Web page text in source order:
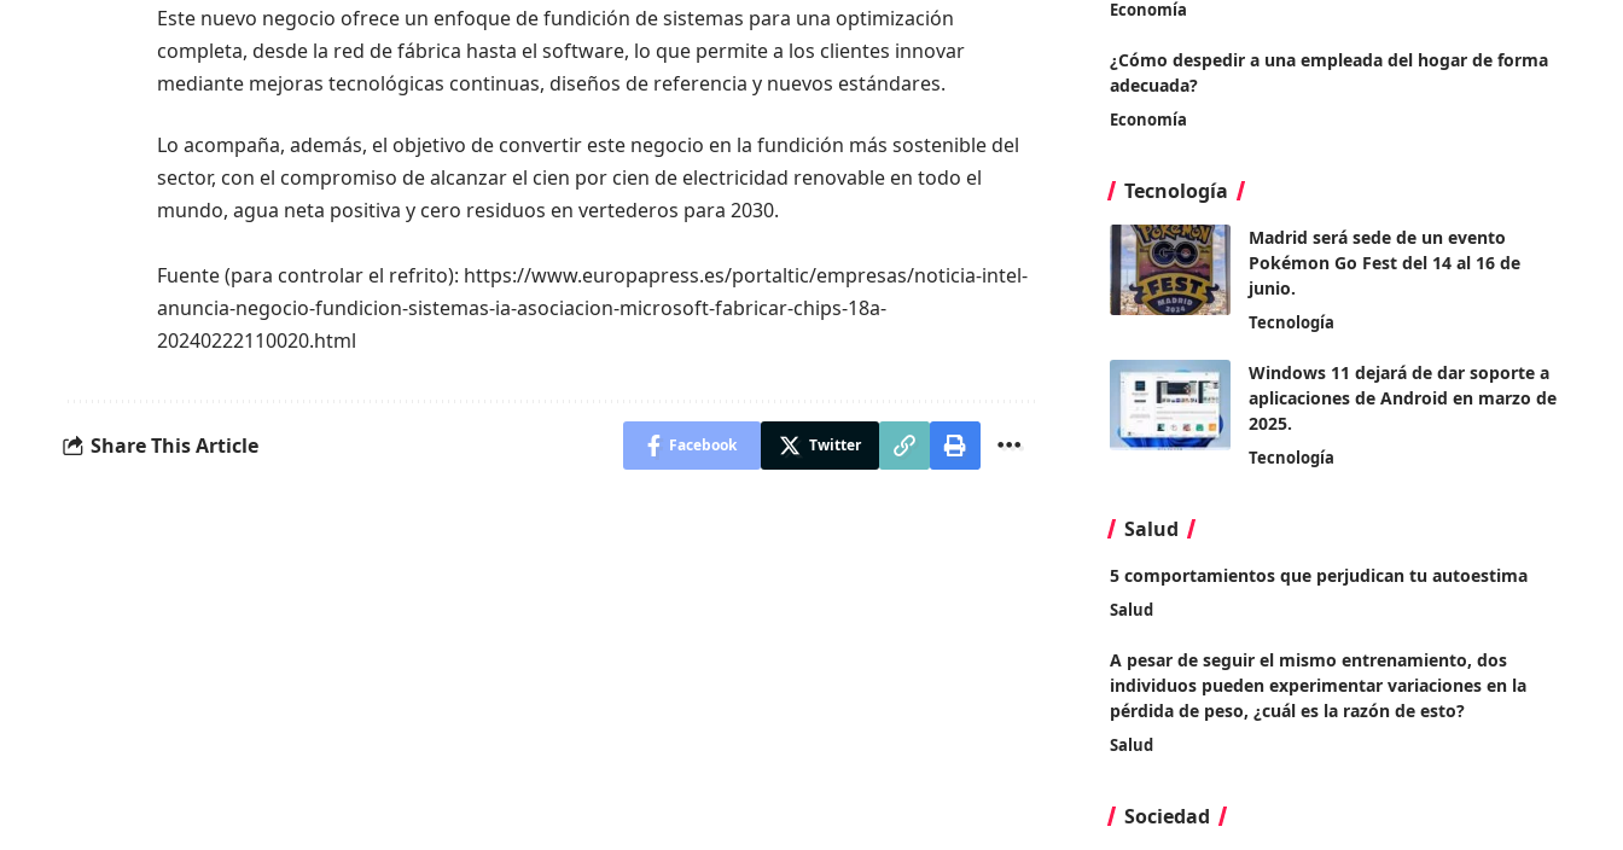
Este nuevo negocio ofrece un enfoque de fundición de sistemas para una optimización
completa, desde la red de fábrica hasta el software, lo que permite a los clientes innovar
mediante mejoras tecnológicas continuas, diseños de referencia y nuevos estándares.
Lo acompaña, además, el objetivo de convertir este negocio en la fundición más sostenible del
sector, con el compromiso de alcanzar el cien por cien de electricidad renovable en todo el
mundo, agua neta positiva y cero residuos en vertederos para 2030.
Fuente (para controlar el refrito): https://www.europapress.es/portaltic/empresas/noticia-intel-
anuncia-negocio-fundicion-sistemas-ia-asociacion-microsoft-fabricar-chips-18a-
20240222110020.html
Share This Article Facebook Twitter
Economía
¿Cómo despedir a una empleada del hogar de forma
adecuada?
Economía
Tecnología
Madrid será sede de un evento
Pokémon Go Fest del 14 al 16 de
junio.
Tecnología
Windows 11 dejará de dar soporte a
aplicaciones de Android en marzo de
2025.
Tecnología
Salud
5 comportamientos que perjudican tu autoestima
Salud
A pesar de seguir el mismo entrenamiento, dos
individuos pueden experimentar variaciones en la
pérdida de peso, ¿cuál es la razón de esto?
Salud
Sociedad